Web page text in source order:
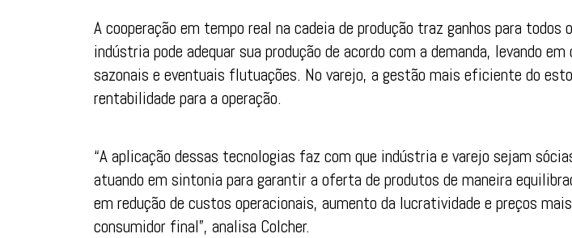
A cooperação em tempo real na cadeia de produção traz ganhos para todos
indústria pode adequar sua produção de acordo com a demanda, levando
sazonais e eventuais flutuações. No varejo, a gestão mais eficiente do
rentabilidade para a operação.
“A aplicação dessas tecnologias faz com que indústria e varejo sejam
atuando em sintonia para garantir a oferta de produtos de maneira
em redução de custos operacionais, aumento da lucratividade e preços
consumidor final”, analisa Colcher.